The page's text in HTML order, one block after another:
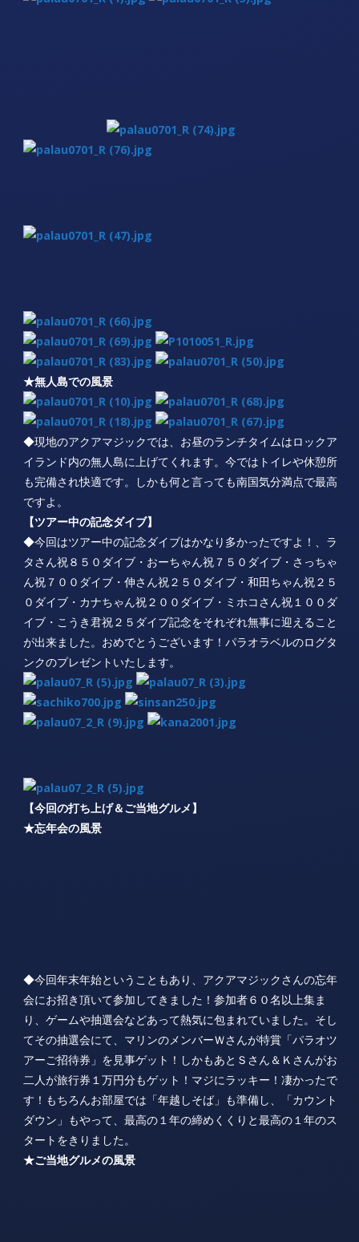
★無人島での風景
◆現地のアクアマジックでは、お昼のランチタイムはロックア
イランド内の無人島に上げてくれます。今ではトイレや休憩所
も完備され快適です。しかも何と言っても南国気分満点で最高
ですよ。
【ツアー中の記念ダイブ】
◆今回はツアー中の記念ダイブはかなり多かったですよ！、ラ
タさん祝８５０ダイブ・おーちゃん祝７５０ダイブ・さっちゃ
ん祝７００ダイブ・伸さん祝２５０ダイブ・和田ちゃん祝２５
０ダイブ・カナちゃん祝２００ダイブ・ミホコさん祝１００ダ
イブ・こうき君祝２５ダイブ記念をそれぞれ無事に迎えること
が出来ました。おめでとうございます！パラオラベルのログタ
ンクのプレゼントいたします。
【今回の打ち上げ＆ご当地グルメ】
★忘年会の風景
◆今回年末年始ということもあり、アクアマジックさんの忘年
会にお招き頂いて参加してきました！参加者６０名以上集ま
り、ゲームや抽選会などあって熱気に包まれていました。そし
てその抽選会にて、マリンのメンバーＷさんが特賞「パラオツ
アーご招待券」を見事ゲット！しかもあとＳさん＆Ｋさんがお
二人が旅行券１万円分もゲット！マジにラッキー！凄かったで
す！もちろんお部屋では「年越しそば」も準備し、「カウント
ダウン」もやって、最高の１年の締めくくりと最高の１年のス
タートをきりました。
★ご当地グルメの風景